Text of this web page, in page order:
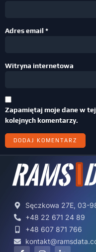
Adres email *
Witryna internetowa
Zapamiętaj moje dane w
kolejnych komentarzy.
Sęczkowa 27E, 03-
+48 22 671 24 89
+48 607 871 766